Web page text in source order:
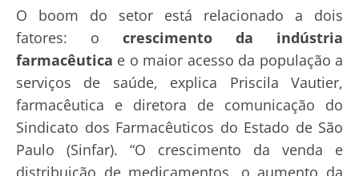
O boom do setor está relacionado a dois
fatores: o crescimento da indústria
farmacêutica e o maior acesso da população a
serviços de saúde, explica Priscila Vautier,
farmacêutica e diretora de comunicação do
Sindicato dos Farmacêuticos do Estado de São
Paulo (Sinfar). “O crescimento da venda e